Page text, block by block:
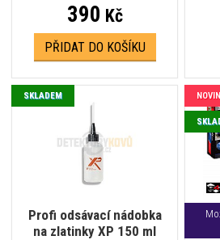
390 Kč
PŘIDAT DO KOŠÍKU
Profi odsávací nádobka
na zlatinky XP 150 ml
SKLADEM